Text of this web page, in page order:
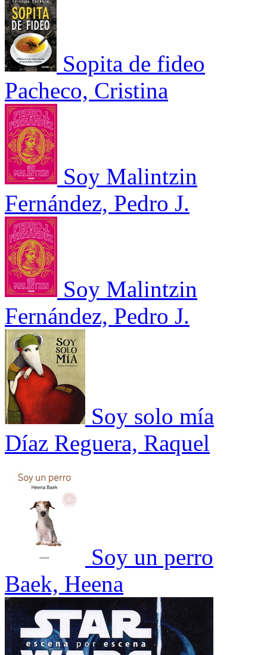
Sopita de fideo
Pacheco, Cristina
Soy Malintzin
Fernández, Pedro J.
Soy Malintzin
Fernández, Pedro J.
Soy solo mía
Díaz Reguera, Raquel
Soy un perro
Baek, Heena